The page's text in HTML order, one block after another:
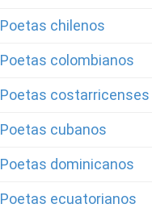
Poetas chilenos
Poetas colombianos
Poetas costarricenses
Poetas cubanos
Poetas dominicanos
Poetas ecuatorianos